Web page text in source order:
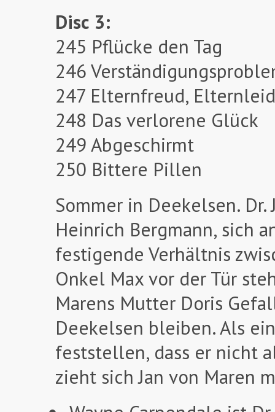
Disc 3:
245 Pflücke den Tag
246
247 Elternfreud, Elternleid
248 Das verlorene Glück
249 Abgeschirmt
250 Bittere Pillen
Sommer in Deekelsen. Dr.
Heinrich Bergmann, sich
festigende Verhältnis
Onkel Max vor der Tür
Marens Mutter Doris
Deekelsen bleiben. Als
feststellen, dass er nicht
zieht sich Jan von Maren